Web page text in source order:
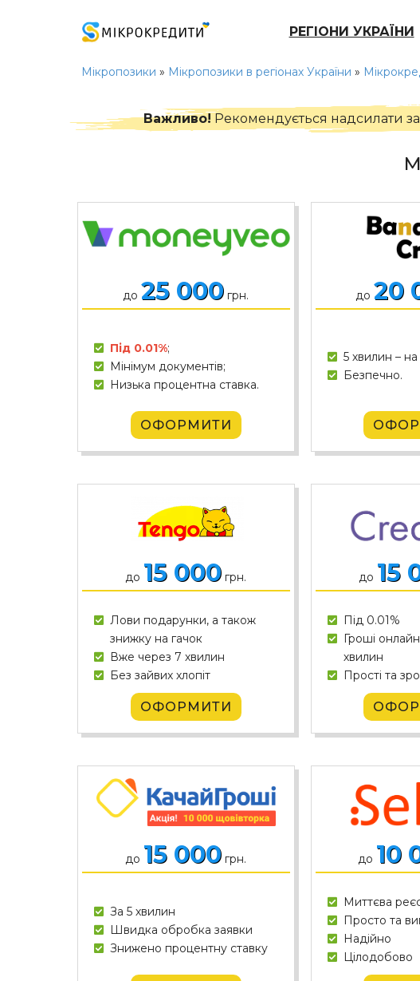
РЕГІОНИ УКРАЇНИ
Мікропозики » Мікропозики в регіонах України »
Важливо! Рекомендується надсилати
до 25 000 грн.
Під 0.01%;
Мінімум документів;
Низька процентна ставка.
ОФОРМИТИ
до 20
5 хвилин –
Безпечно.
до 15 000 грн.
Лови подарунки, а також
знижку на гачок
Вже через 7 хвилин
Без зайвих хлопіт
ОФОРМИТИ
до 15
Під 0.01%
Гроші
хвилин
Прості та
до 15 000 грн.
За 5 хвилин
Швидка обробка заявки
Знижено процентну ставку
до 10
Миттєва
Просто та
Надійно
Цілодобово